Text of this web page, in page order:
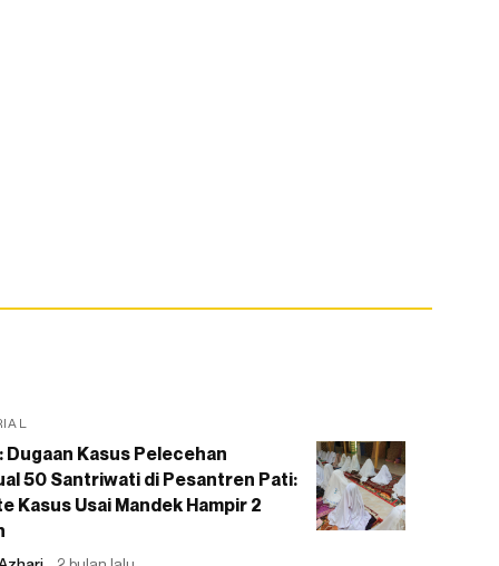
Dugaan Kasus Pelecehan
50 Santriwati di Pesantren Pati:
Kasus Usai Mandek Hampir 2